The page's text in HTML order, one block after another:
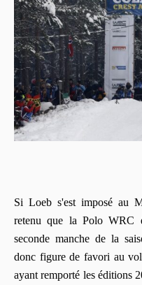
Si Loeb s'est imposé au
retenu que la Polo WRC
seconde manche de la
donc figure de favori au
ayant remporté les éditions